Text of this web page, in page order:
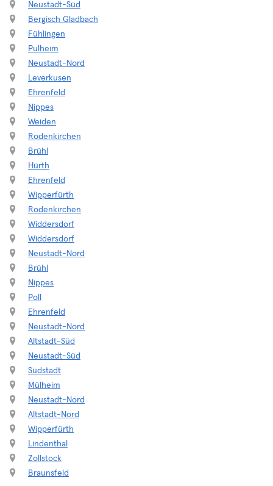
Neustadt-Süd
Bergisch Gladbach
Fühlingen
Pulheim
Neustadt-Nord
Leverkusen
Ehrenfeld
Nippes
Weiden
Rodenkirchen
Brühl
Hürth
Ehrenfeld
Wipperfürth
Rodenkirchen
Widdersdorf
Widdersdorf
Neustadt-Nord
Brühl
Nippes
Poll
Ehrenfeld
Neustadt-Nord
Altstadt-Süd
Neustadt-Süd
Südstadt
Mülheim
Neustadt-Nord
Altstadt-Nord
Wipperfürth
Lindenthal
Zollstock
Braunsfeld